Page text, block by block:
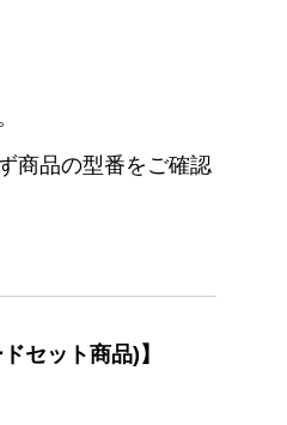
商品の型番をご確認
セット商品)】